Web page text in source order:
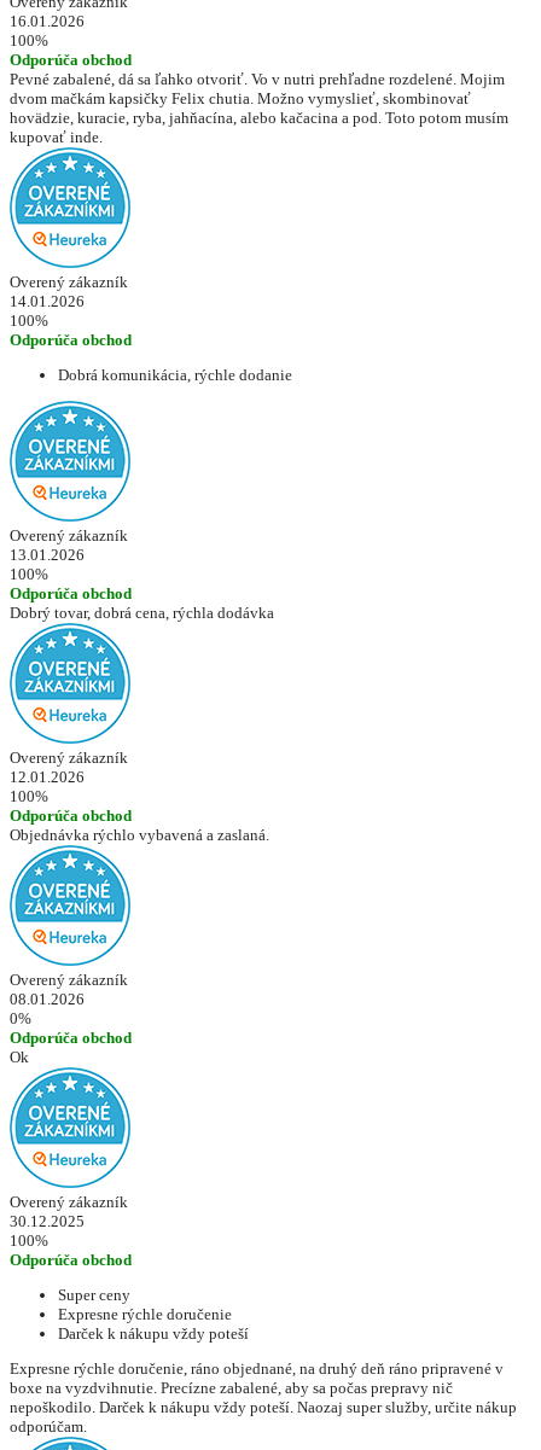
16.01.2026
100%
Odporúča obchod
Pevné zabalené, dá sa ľahko otvoriť. Vo v nutri prehľadne rozdelené. Mojim
dvom mačkám kapsičky Felix chutia. Možno vymyslieť, skombinovať
hovädzie, kuracie, ryba, jahňacína, alebo kačacina a pod. Toto potom musím
kupovať inde.
Overený zákazník
14.01.2026
100%
Odporúča obchod
Dobrá komunikácia, rýchle dodanie
Overený zákazník
13.01.2026
100%
Odporúča obchod
Dobrý tovar, dobrá cena, rýchla dodávka
Overený zákazník
12.01.2026
100%
Odporúča obchod
Objednávka rýchlo vybavená a zaslaná.
Overený zákazník
08.01.2026
0%
Odporúča obchod
Ok
Overený zákazník
30.12.2025
100%
Odporúča obchod
Super ceny
Expresne rýchle doručenie
Darček k nákupu vždy poteší
Expresne rýchle doručenie, ráno objednané, na druhý deň ráno pripravené v
boxe na vyzdvihnutie. Precízne zabalené, aby sa počas prepravy nič
nepoškodilo. Darček k nákupu vždy poteší. Naozaj super služby, určite nákup
odporúčam.